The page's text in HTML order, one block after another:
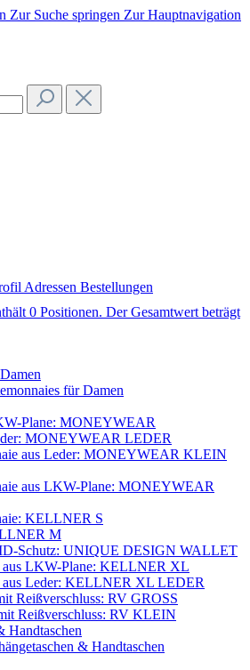
Zur Suche springen Zur Hauptnavigation
Adressen Bestellungen
0 Positionen. Der Gesamtwert beträgt
für Damen
Plane: MONEYWEAR
MONEYWEAR LEDER
aus Leder: MONEYWEAR KLEIN
aus LKW-Plane: MONEYWEAR
KELLNER S
M
Schutz: UNIQUE DESIGN WALLET
aus LKW-Plane: KELLNER XL
aus Leder: KELLNER XL LEDER
Reißverschluss: RV GROSS
Reißverschluss: RV KLEIN
Handtaschen
& Handtaschen